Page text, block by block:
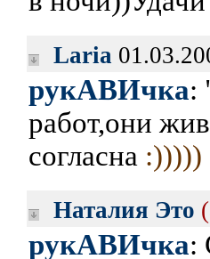
Laria
рукАВИчка:
работ,они
согласна :)))))
Наталия Это
рукАВИчка: